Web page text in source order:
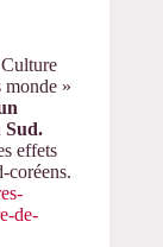
monde »
Sud.
effets
coréens.
de-